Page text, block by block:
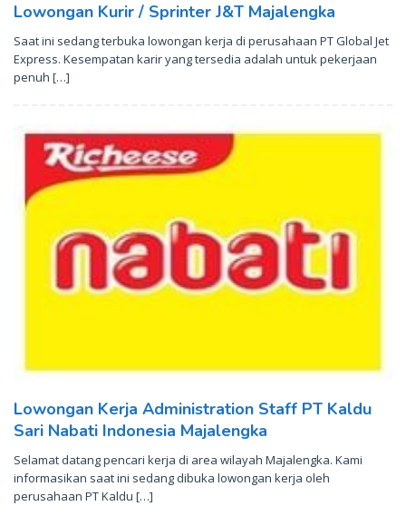
Lowongan Kurir / Sprinter J&T Majalengka
Saat ini sedang terbuka lowongan kerja di perusahaan PT Global Jet
Express. Kesempatan karir yang tersedia adalah untuk pekerjaan
penuh […]
Lowongan Kerja Administration Staff PT Kaldu
Sari Nabati Indonesia Majalengka
Selamat datang pencari kerja di area wilayah Majalengka. Kami
informasikan saat ini sedang dibuka lowongan kerja oleh
perusahaan PT Kaldu […]